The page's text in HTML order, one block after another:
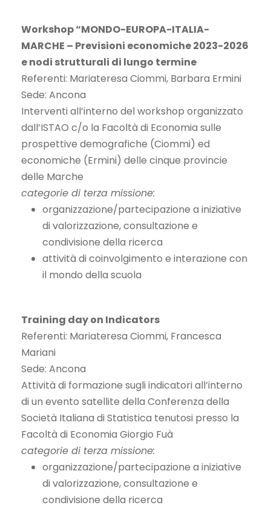
Workshop “MONDO-EUROPA-ITALIA-
MARCHE – Previsioni economiche 2023-2026
e nodi strutturali di lungo termine
Referenti: Mariateresa Ciommi, Barbara Ermini
Sede: Ancona
Interventi all’interno del workshop organizzato
dall’ISTAO c/o la Facoltà di Economia sulle
prospettive demografiche (Ciommi) ed
economiche (Ermini) delle cinque provincie
delle Marche
categorie di terza missione:
organizzazione/partecipazione a iniziative
di valorizzazione, consultazione e
condivisione della ricerca
attività di coinvolgimento e interazione con
il mondo della scuola
Training day on Indicators
Referenti: Mariateresa Ciommi, Francesca
Mariani
Sede: Ancona
Attività di formazione sugli indicatori all’interno
di un evento satellite della Conferenza della
Società Italiana di Statistica tenutosi presso la
Facoltà di Economia Giorgio Fuà
categorie di terza missione:
organizzazione/partecipazione a iniziative
di valorizzazione, consultazione e
condivisione della ricerca